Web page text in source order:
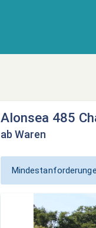
Alonsea 485
ab Waren